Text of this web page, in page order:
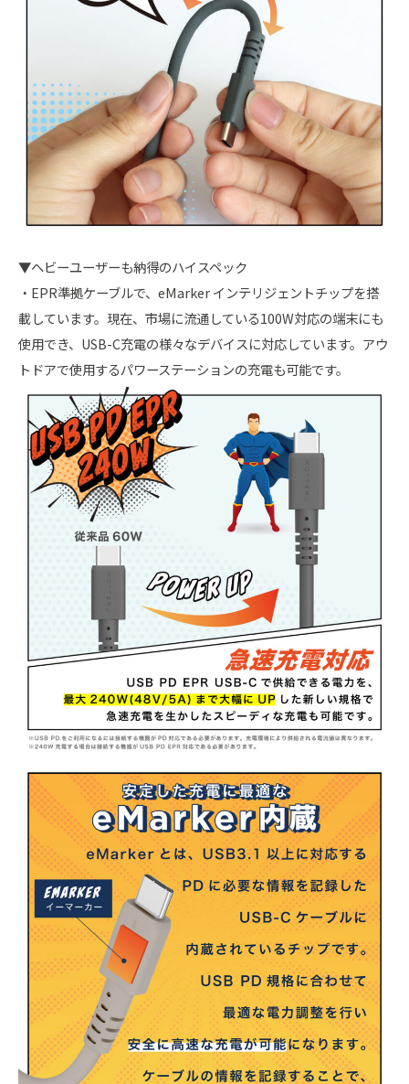
▼ヘビーユーザーも納得のハイスペック
・EPR準拠ケーブルで、eMarker インテリジェントチップを搭
載しています。現在、市場に流通している100W対応の端末にも
使用でき、USB-C充電の様々なデバイスに対応しています。アウ
トドアで使用するパワーステーションの充電も可能です。